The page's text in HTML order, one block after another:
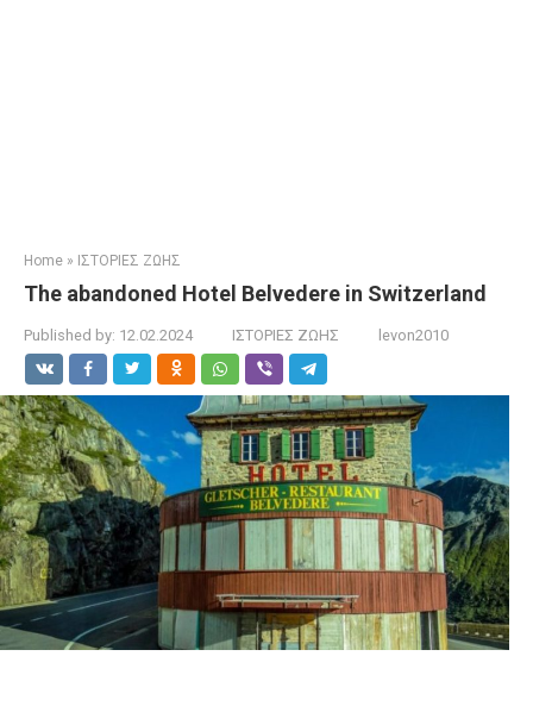
Home » ΙΣΤΟΡΙΕΣ ΖΩΗΣ
The abandoned Hotel Belvedere in Switzerland
Published by: 12.02.2024 ΙΣΤΟΡΙΕΣ ΖΩΗΣ levon2010